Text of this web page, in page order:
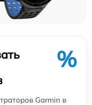
%
Garmin в